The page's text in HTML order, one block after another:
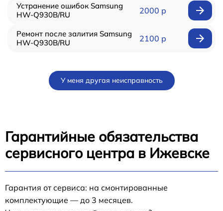
Устранение ошибок Samsung
HW-Q930B/RU
2000 р
Ремонт после залития Samsung
HW-Q930B/RU
2100 р
У меня другая неисправность
Гарантийные обязательства
сервисного центра в Ижевске
Гарантия от сервиса: на смонтированные
комплектующие — до 3 месяцев.